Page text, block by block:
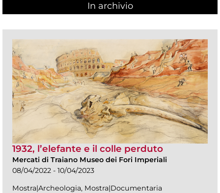
In archivio
1932, l’elefante e il colle perduto
Mercati di Traiano Museo dei Fori Imperiali
08/04/2022 - 10/04/2023
Mostra|Archeologia, Mostra|Documentaria